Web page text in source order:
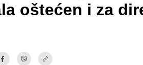
oštećen i za